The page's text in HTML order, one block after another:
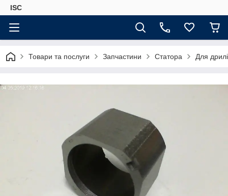
ISC
Товари та послуги Запчастини Статора Для